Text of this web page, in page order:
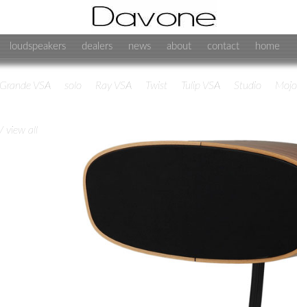
loudspeakers dealers news about contact home
Grande VSA solo Ray VSA Twist Tulip VSA Studio Mojo
/ view all